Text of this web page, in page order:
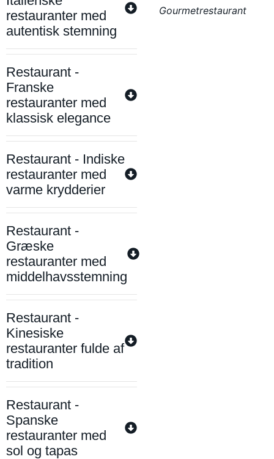
restauranter med
autentisk stemning
Restaurant -
Franske
restauranter med
klassisk elegance
Restaurant - Indiske
restauranter med
varme krydderier
Restaurant -
Græske
restauranter med
middelhavsstemning
Restaurant -
Kinesiske
restauranter fulde af
tradition
Restaurant -
Spanske
restauranter med
sol og tapas
Gourmetrestaurant